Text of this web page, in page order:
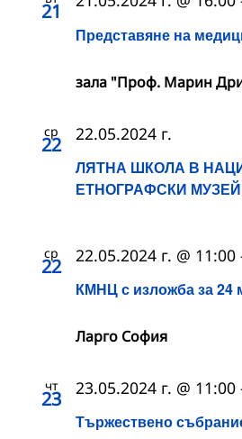
21
Представяне на
зала "Проф. Марин
ср
22
ЛЯТНА ШКОЛА В
ЕТНОГРАФСКИ МУЗЕЙ
22.05.2024 г.
ср
22
КМНЦ с изложба за 24
22.05.2024 г. @ 11:00
Ларго София
чт
23
Тържествено
23.05.2024 г. @ 11:00